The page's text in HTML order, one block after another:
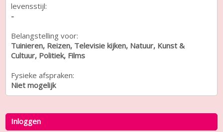
levensstijl:
-
Belangstelling voor:
Tuinieren, Reizen, Televisie kijken, Natuur, Kunst &
Cultuur, Politiek, Films
Fysieke afspraken:
Niet mogelijk
Inloggen